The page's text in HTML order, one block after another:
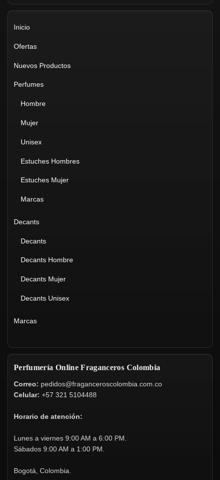
Inicio
Ofertas
Nuevos Productos
Perfumes
Hombre
Mujer
Unisex
Estuches Hombres
Estuches Mujer
Marcas
Decants
Decants
Decants Hombre
Decants Mujer
Decants Unisex
Marcas
Perfumería Online Fraganceros Colombia
Correo: pedidos@fraganceroscolombia.com.co
Celular: +57 321 5104488
Horario de atención:
Lunes a viernes 9:00 AM a 6:00 PM.
Sábados 9:00 AM a 1:00 PM.
Bogotá, Colombia.